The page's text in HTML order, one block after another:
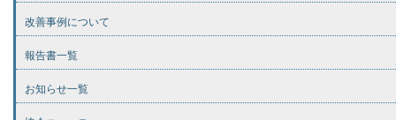
改善事例について
報告書一覧
お知らせ一覧